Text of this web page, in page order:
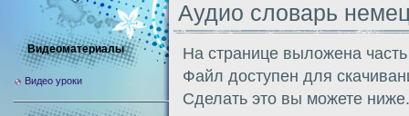
Аудио словарь
На странице выложена
Файл доступен для
Сделать это вы можете ниже.
Видеоматериалы
Видео уроки